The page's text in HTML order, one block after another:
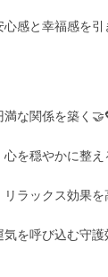
感と幸福感を引
満な関係を築く
心を穏やかに整え
リラックス効果を
気を呼び込む守護